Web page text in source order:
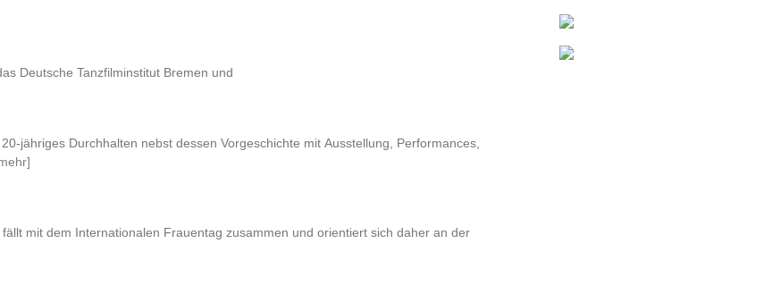
Deutsche Tanzfilminstitut Bremen und
jähriges Durchhalten nebst dessen Vorgeschichte mit Ausstellung, Performances,
fällt mit dem Internationalen Frauentag zusammen und orientiert sich daher an der